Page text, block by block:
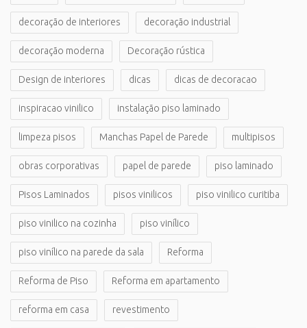
decoração de interiores decoração industrial
decoração moderna Decoração rústica
Design de interiores dicas dicas de decoracao
inspiracao vinilico instalação piso laminado
limpeza pisos Manchas Papel de Parede multipisos
obras corporativas papel de parede piso laminado
Pisos Laminados pisos vinilicos piso vinilico curitiba
piso vinilico na cozinha piso vinílico
piso vinílico na parede da sala Reforma
Reforma de Piso Reforma em apartamento
reforma em casa revestimento